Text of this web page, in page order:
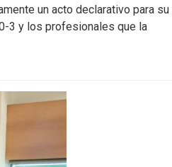
un acto declarativo para su
3 y los profesionales que la